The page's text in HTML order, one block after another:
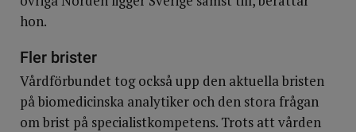
hon.
Fler brister
Vårdförbundet tog också upp den aktuella bristen
på biomedicinska analytiker och den stora frågan
om brist på specialistkompetens. Trots att vården